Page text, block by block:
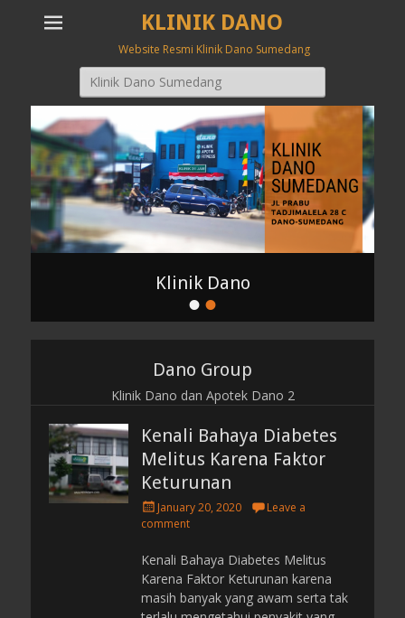
KLINIK DANO
Website Resmi Klinik Dano Sumedang
Search
for:
••
Klinik Dano
o
s
n
B
y
a
Dano Group
Klinik Dano dan Apotek Dano 2
Kenali Bahaya Diabetes
Melitus Karena Faktor
Keturunan
P
o
t
e
d
o
January 20, 2020
Leave a
comment
Kenali Bahaya Diabetes Melitus
Karena Faktor Keturunan karena
masih banyak yang awam serta tak